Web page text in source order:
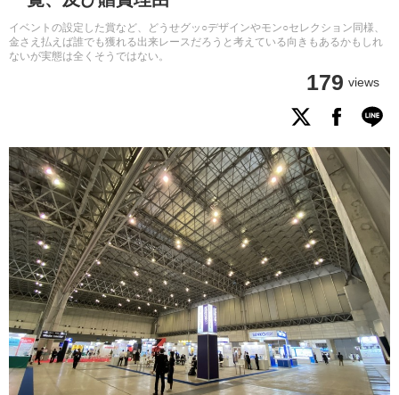
イベントの設定した賞など、どうせグッ○デザインやモン○セレクション同様、
金さえ払えば誰でも獲れる出来レースだろうと考えている向きもあるかもしれ
ないが実態は全くそうではない。
179 views